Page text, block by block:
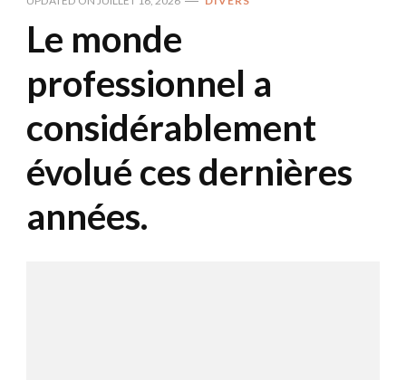
Le monde
professionnel a
considérablement
évolué ces dernières
années.